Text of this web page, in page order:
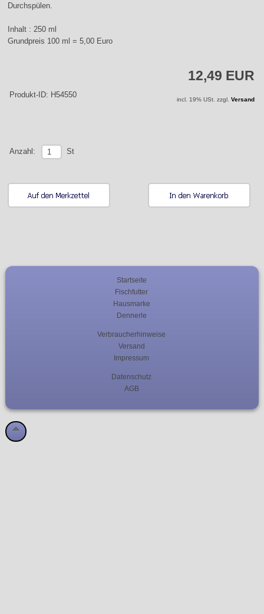
Durchspülen.
Inhalt : 250 ml
Grundpreis 100 ml = 5,00 Euro
12,49 EUR
Produkt-ID: H54550
incl. 19% USt. zzgl. Versand
Anzahl: St
Startseite
Fischfutter
Hausmarke
Dennerle
Verbraucherhinweise
Versand
Impressum
Datenschutz
AGB